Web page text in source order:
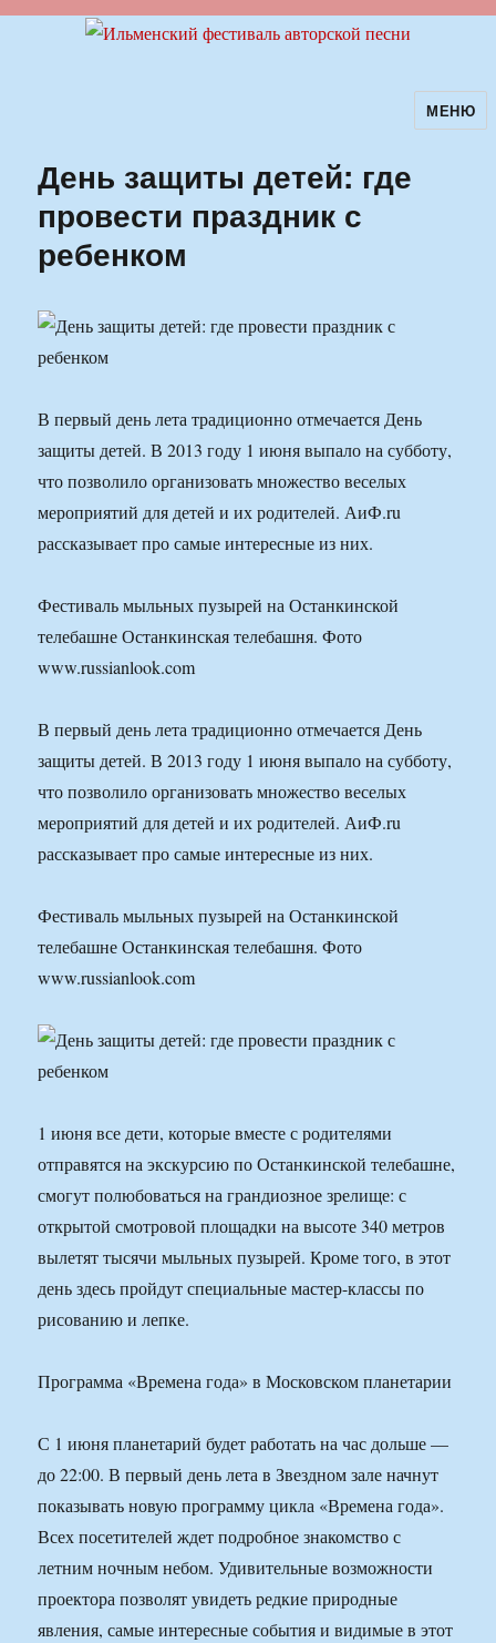
Ильменский фестиваль авторскойМЕНЮ
День защиты детей: где
провести праздник с
ребенком
В первый день лета традиционно отмечается День
защиты детей. В 2013 году 1 июня выпало на субботу,
что позволило организовать множество веселых
мероприятий для детей и их родителей. АиФ.ru
рассказывает про самые интересные из них.
Фестиваль мыльных пузырей на Останкинской
телебашне Останкинская телебашня. Фото
www.russianlook.com
В первый день лета традиционно отмечается День
защиты детей. В 2013 году 1 июня выпало на субботу,
что позволило организовать множество веселых
мероприятий для детей и их родителей. АиФ.ru
рассказывает про самые интересные из них.
Фестиваль мыльных пузырей на Останкинской
телебашне Останкинская телебашня. Фото
www.russianlook.com
1 июня все дети, которые вместе с родителями
отправятся на экскурсию по Останкинской телебашне,
смогут полюбоваться на грандиозное зрелище: с
открытой смотровой площадки на высоте 340 метров
вылетят тысячи мыльных пузырей. Кроме того, в этот
день здесь пройдут специальные мастер-классы по
рисованию и лепке.
Программа «Времена года» в Московском планетарии
С 1 июня планетарий будет работать на час дольше —
до 22:00. В первый день лета в Звездном зале начнут
показывать новую программу цикла «Времена года».
Всех посетителей ждет подробное знакомство с
летним ночным небом. Удивительные возможности
проектора позволят увидеть редкие природные
явления, самые интересные события и видимые в этот